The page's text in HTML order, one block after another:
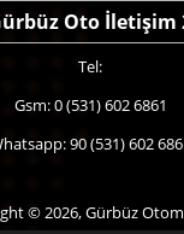
Oto İletişim
Tel:
Gsm: 0 (531) 602 6861
90 (531) 602
© 2026, Gürbüz